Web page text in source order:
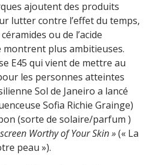
ajoutent des produits
lutter contre l’effet du temps,
ou de l’acide
montrent plus ambitieuses.
E45 qui vient de mettre au
les personnes atteintes
Sol de Janeiro a lancé
Sofia Richie Grainge)
(sorte de solaire/parfum )
Worthy of Your Skin »(« La
peau »).